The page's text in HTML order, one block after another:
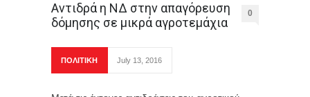
Αντιδρά η ΝΔ στην απαγόρευση
δόμησης σε μικρά αγροτεμάχια
0
ΠΟΛΙΤΙΚΗ July 13, 2016